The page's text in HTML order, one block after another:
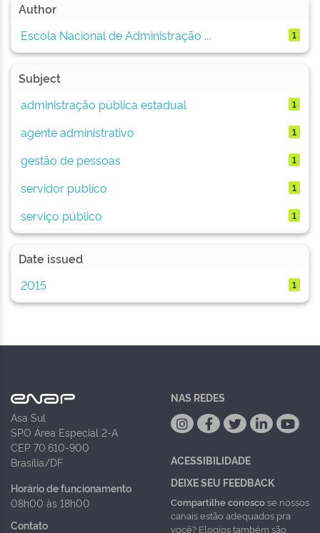
Author
Escola Nacional de Administração ...
1
Subject
administração pública estadual
1
agente administrativo 1
gestão de pessoas 1
servidor publico 1
serviço público 1
Date issued
2015
1
Asa Sul
SPO Área Especial 2-A
CEP 70.610-900
Brasília/DF
Horário de funcionamento
08h00 às 18h00
Contato
NAS REDES
ACESSIBILIDADE
DEIXE SEU FEEDBACK
Compartilhe conoscose nossos
canais estão adequados pra
você? Elogios também são